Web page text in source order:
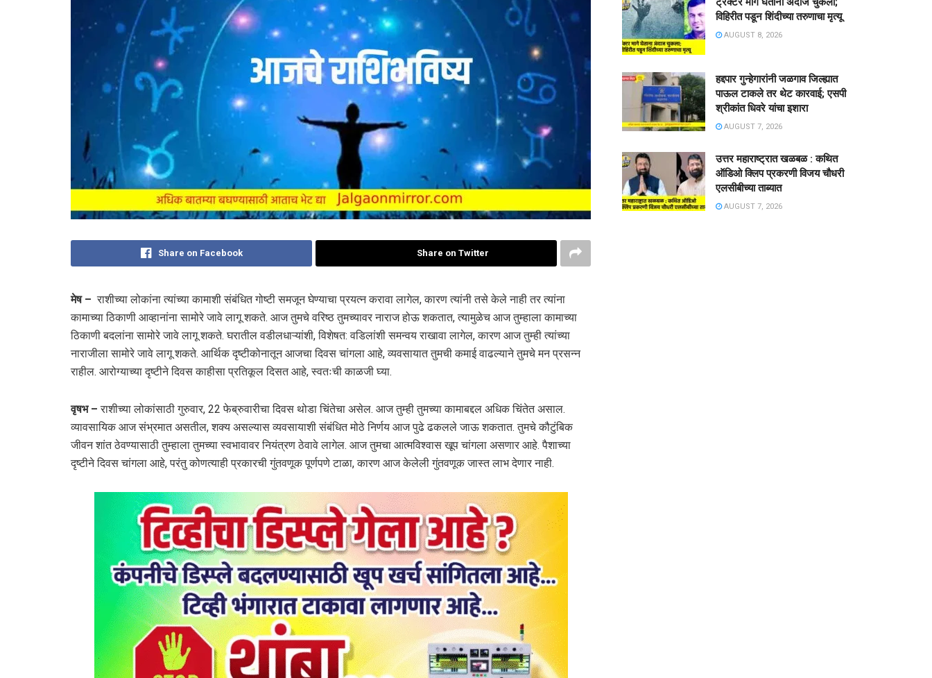
Share on Facebook Share on Twitter
मेष – राशीच्या लोकांना त्यांच्या कामाशी संबंधित गोष्टी समजून घेण्याचा प्रयत्न करावा लागेल, कारण त्यांनी तसे केले नाही तर त्यांना
कामाच्या ठिकाणी आव्हानांना सामोरे जावे लागू शकते. आज तुमचे वरिष्ठ तुमच्यावर नाराज होऊ शकतात, त्यामुळेच आज तुम्हाला कामाच्या
ठिकाणी बदलांना सामोरे जावे लागू शकते. घरातील वडीलधाऱ्यांशी, विशेषत: वडिलांशी समन्वय राखावा लागेल, कारण आज तुम्ही त्यांच्या
नाराजीला सामोरे जावे लागू शकते. आर्थिक दृष्टीकोनातून आजचा दिवस चांगला आहे, व्यवसायात तुमची कमाई वाढल्याने तुमचे मन प्रसन्न
राहील. आरोग्याच्या दृष्टीने दिवस काहीसा प्रतिकूल दिसत आहे, स्वतःची काळजी घ्या.
वृषभ – राशीच्या लोकांसाठी गुरुवार, 22 फेब्रुवारीचा दिवस थोडा चिंतेचा असेल. आज तुम्ही तुमच्या कामाबद्दल अधिक चिंतेत असाल.
व्यावसायिक आज संभ्रमात असतील, शक्य असल्यास व्यवसायाशी संबंधित मोठे निर्णय आज पुढे ढकलले जाऊ शकतात. तुमचे कौटुंबिक
जीवन शांत ठेवण्यासाठी तुम्हाला तुमच्या स्वभावावर नियंत्रण ठेवावे लागेल. आज तुमचा आत्मविश्वास खूप चांगला असणार आहे. पैशाच्या
दृष्टीने दिवस चांगला आहे, परंतु कोणत्याही प्रकारची गुंतवणूक पूर्णपणे टाळा, कारण आज केलेली गुंतवणूक जास्त लाभ देणार नाही.
विहिरीत पडून शिंदीच्या तरुणाचा मृत्यू
AUGUST 8, 2026
हद्दपार गुन्हेगारांनी जळगाव जिल्ह्यात
पाऊल टाकले तर थेट कारवाई; एसपी
श्रीकांत धिवरे यांचा इशारा
AUGUST 7, 2026
उत्तर महाराष्ट्रात खळबळ : कथित
ऑडिओ क्लिप प्रकरणी विजय चौधरी
एलसीबीच्या ताब्यात
AUGUST 7, 2026